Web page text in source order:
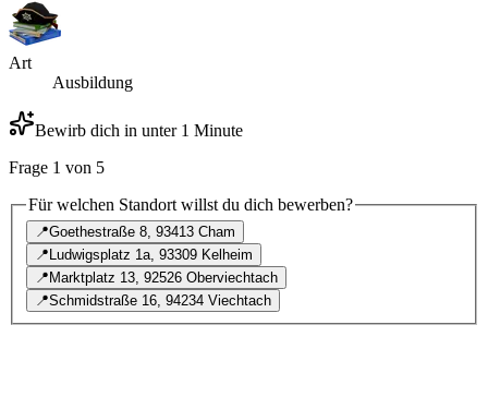
Art
Ausbildung
Bewirb dich in unter 1 Minute
Frage 1 von 5
Für welchen Standort willst du dich bewerben?
📍Goethestraße 8, 93413 Cham
📍 Ludwigsplatz 1a, 93309 Kelheim
📍 Marktplatz 13, 92526 Oberviechtach
📍Schmidstraße 16, 94234 Viechtach